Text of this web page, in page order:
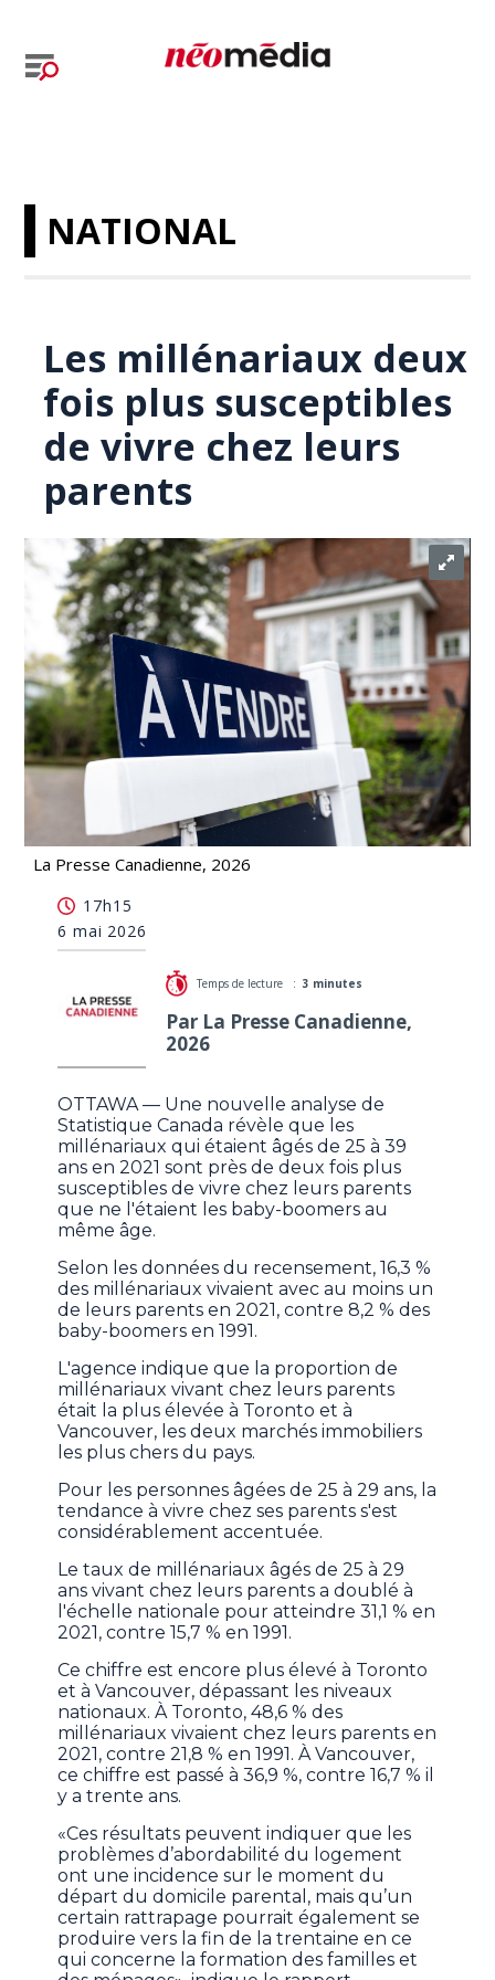
NATIONAL
Les millénariaux deux
fois plus susceptibles
de vivre chez leurs
parents
La Presse Canadienne, 2026
vivre chez leurs parents
17h15
6 mai 2026
Temps de lecture :3 minutes
Par La Presse Canadienne,
2026
OTTAWA — Une nouvelle analyse de
Statistique Canada révèle que les
millénariaux qui étaient âgés de 25 à 39
ans en 2021 sont près de deux fois plus
susceptibles de vivre chez leurs parents
que ne l'étaient les baby-boomers au
même âge.
Selon les données du recensement, 16,3 %
des millénariaux vivaient avec au moins un
de leurs parents en 2021, contre 8,2 % des
baby-boomers en 1991.
L'agence indique que la proportion de
millénariaux vivant chez leurs parents
était la plus élevée à Toronto et à
Vancouver, les deux marchés immobiliers
les plus chers du pays.
Pour les personnes âgées de 25 à 29 ans, la
tendance à vivre chez ses parents s'est
considérablement accentuée.
Le taux de millénariaux âgés de 25 à 29
ans vivant chez leurs parents a doublé à
l'échelle nationale pour atteindre 31,1 % en
2021, contre 15,7 % en 1991.
Ce chiffre est encore plus élevé à Toronto
et à Vancouver, dépassant les niveaux
nationaux. À Toronto, 48,6 % des
millénariaux vivaient chez leurs parents en
2021, contre 21,8 % en 1991. À Vancouver,
ce chiffre est passé à 36,9 %, contre 16,7 % il
y a trente ans.
«Ces résultats peuvent indiquer que les
problèmes d’abordabilité du logement
ont une incidence sur le moment du
départ du domicile parental, mais qu’un
certain rattrapage pourrait également se
produire vers la fin de la trentaine en ce
qui concerne la formation des familles et